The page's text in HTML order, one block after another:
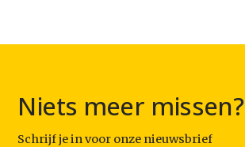
Niets meer missen?
Schrijf je in voor onze nieuwsbrief